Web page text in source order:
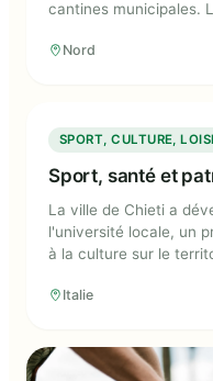
cantines municipales.
cantines à raison de
Nord
Sport, santé et
SPORT, CULTURE,
Sport, santé et
La ville de Chieti a
l'université locale, un
à la culture sur le
santé.
Italie